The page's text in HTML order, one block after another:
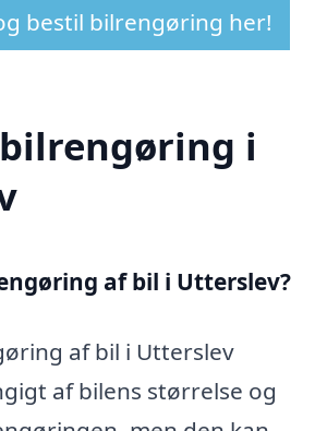
bestil bilrengøring her!
bilrengøring i
af bil i Utterslev?
af bil i Utterslev
af bilens størrelse og